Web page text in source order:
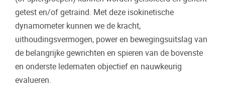
getest en/of getraind. Met deze isokinetische
dynamometer kunnen we de kracht,
uithoudingsvermogen, power en bewegingsuitslag van
de belangrijke gewrichten en spieren van de bovenste
en onderste ledematen objectief en nauwkeurig
evalueren.